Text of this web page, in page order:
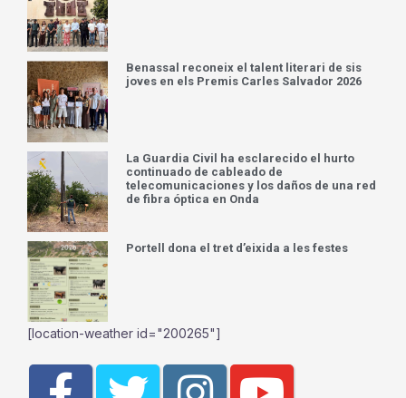
Benassal reconeix el talent literari de sis
joves en els Premis Carles Salvador 2026
La Guardia Civil ha esclarecido el hurto
continuado de cableado de
telecomunicaciones y los daños de una red
de fibra óptica en Onda
Portell dona el tret d’eixida a les festes
[location-weather id="200265"]